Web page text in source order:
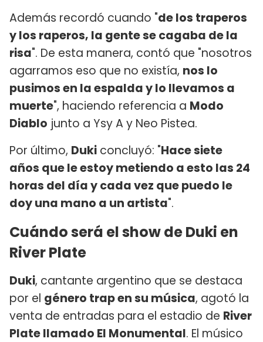
Además recordó cuando "de los traperos
y los raperos, la gente se cagaba de la
risa". De esta manera, contó que "nosotros
agarramos eso que no existía, nos lo
pusimos en la espalda y lo llevamos a
muerte", haciendo referencia a Modo
Diablo junto a Ysy A y Neo Pistea.
Por último, Duki concluyó: "Hace siete
años que le estoy metiendo a esto las 24
horas del día y cada vez que puedo le
doy una mano a un artista".
Cuándo será el show de Duki en
River Plate
Duki, cantante argentino que se destaca
por el género trap en su música, agotó la
venta de entradas para el estadio de River
Plate llamado El Monumental. El músico